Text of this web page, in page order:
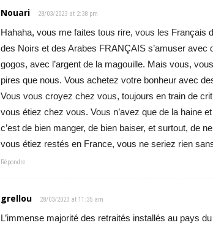
Nouari 28/03/2023 at 2:38 pm
Hahaha, vous me faites tous rire, vous les Français
des Noirs et des Arabes FRANÇAIS s’amuser avec
gogos, avec l’argent de la magouille. Mais vous,
pires que nous. Vous achetez votre bonheur avec
Vous vous croyez chez vous, toujours en train de
vous étiez chez vous. Vous n’avez que de la haine
c’est de bien manger, de bien baiser, et surtout, de
vous étiez restés en France, vous ne seriez rien
Répondre
grellou 28/03/2023 at 11:35 am
L’immense majorité des retraités installés au pays